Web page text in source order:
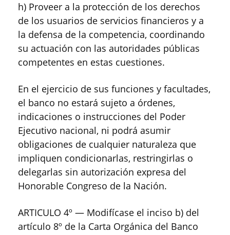
h) Proveer a la protección de los derechos
de los usuarios de servicios financieros y a
la defensa de la competencia, coordinando
su actuación con las autoridades públicas
competentes en estas cuestiones.
En el ejercicio de sus funciones y facultades,
el banco no estará sujeto a órdenes,
indicaciones o instrucciones del Poder
Ejecutivo nacional, ni podrá asumir
obligaciones de cualquier naturaleza que
impliquen condicionarlas, restringirlas o
delegarlas sin autorización expresa del
Honorable Congreso de la Nación.
ARTICULO 4º — Modifícase el inciso b) del
artículo 8º de la Carta Orgánica del Banco